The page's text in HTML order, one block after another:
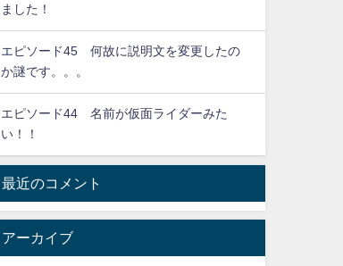
ました！
エピソード45 何故に説明文を変更したの
か謎です。。。
エピソード44 名前が仮面ライダーみた
い！！
最近のコメント
アーカイブ